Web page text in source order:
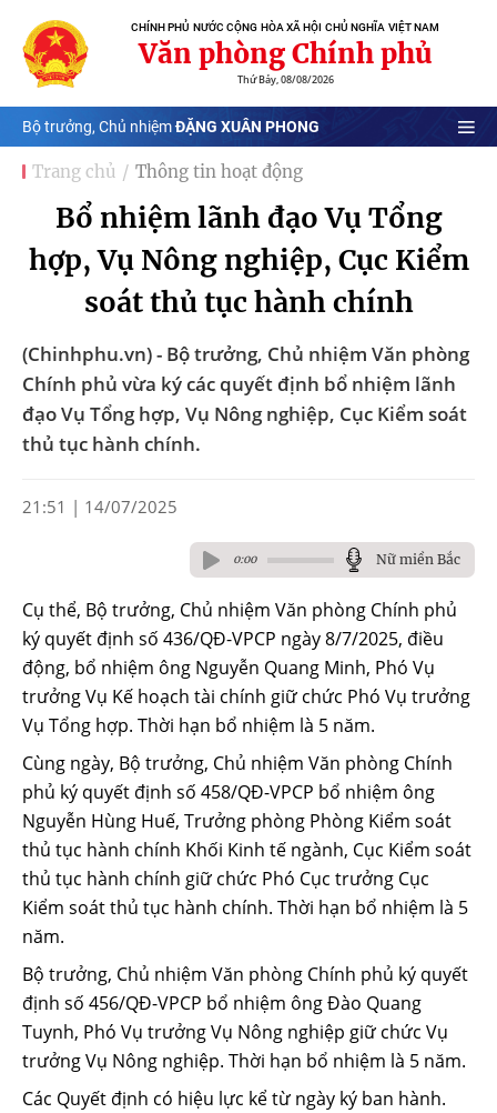
CHÍNH PHỦ NƯỚC CỘNG HÒA XÃ HỘI CHỦ NGHĨA VIỆT NAM
Văn phòng Chính phủ
Thứ Bảy, 08/08/2026
Bộ trưởng, Chủ nhiệmĐẶNG XUÂN PHONG
Trang chủ Thông tin hoạt động
Bổ nhiệm lãnh đạo Vụ Tổng
hợp, Vụ Nông nghiệp, Cục Kiểm
soát thủ tục hành chính
(Chinhphu.vn) - Bộ trưởng, Chủ nhiệm Văn phòng
Chính phủ vừa ký các quyết định bổ nhiệm lãnh
đạo Vụ Tổng hợp, Vụ Nông nghiệp, Cục Kiểm soát
thủ tục hành chính.
21:51 | 14/07/2025
0:00 Nữ miền Bắc
Cụ thể, Bộ trưởng, Chủ nhiệm Văn phòng Chính phủ
ký quyết định số 436/QĐ-VPCP ngày 8/7/2025, điều
động, bổ nhiệm ông Nguyễn Quang Minh, Phó Vụ
trưởng Vụ Kế hoạch tài chính giữ chức Phó Vụ trưởng
Vụ Tổng hợp. Thời hạn bổ nhiệm là 5 năm.
Cùng ngày, Bộ trưởng, Chủ nhiệm Văn phòng Chính
phủ ký quyết định số 458/QĐ-VPCP bổ nhiệm ông
Nguyễn Hùng Huế, Trưởng phòng Phòng Kiểm soát
thủ tục hành chính Khối Kinh tế ngành, Cục Kiểm soát
thủ tục hành chính giữ chức Phó Cục trưởng Cục
Kiểm soát thủ tục hành chính. Thời hạn bổ nhiệm là 5
năm.
Bộ trưởng, Chủ nhiệm Văn phòng Chính phủ ký quyết
định số 456/QĐ-VPCP bổ nhiệm ông Đào Quang
Tuynh, Phó Vụ trưởng Vụ Nông nghiệp giữ chức Vụ
trưởng Vụ Nông nghiệp. Thời hạn bổ nhiệm là 5 năm.
Các Quyết định có hiệu lực kể từ ngày ký ban hành.